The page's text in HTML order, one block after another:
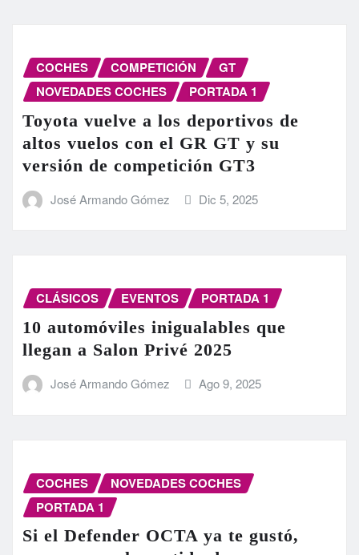
COCHES COMPETICIÓN
GT
NOVEDADES COCHES
PORTADA 1
Toyota vuelve a los deportivos de
altos vuelos con el GR GT y su
versión de competición GT3
José Armando Gómez Dic 5, 2025
CLÁSICOS EVENTOS PORTADA 1
10 automóviles inigualables que
llegan a Salon Privé 2025
José Armando Gómez Ago 9, 2025
COCHES
NOVEDADES COCHES
PORTADA 1
Si el Defender OCTA ya te gustó,